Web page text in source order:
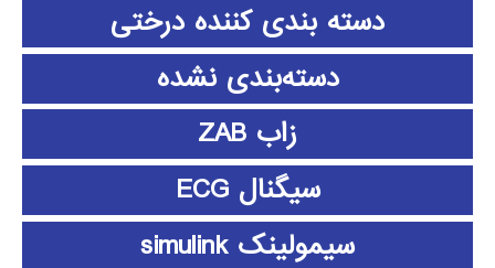
دسته بندی کننده درختی
دسته‌بندی نشده
زاب ZAB
سیگنال ECG
سیمولینک simulink